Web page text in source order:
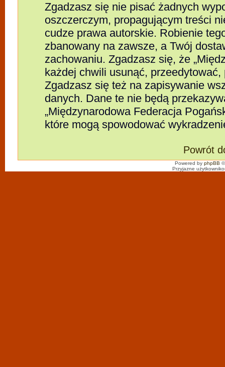
Zgadzasz się nie pisać żadnych
oszczerczym, propagującym treści
cudze prawa autorskie. Robienie
zbanowany na zawsze, a Twój
zachowaniu. Zgadzasz się, że
każdej chwili usunąć,
Zgadzasz się też na zapisywanie
danych. Dane te nie będą
„Międzynarodowa Federacja
które mogą spowodować
Powrót
Powered by phpBB
Przyjazne